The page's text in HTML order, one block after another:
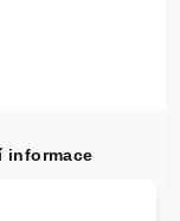
informace